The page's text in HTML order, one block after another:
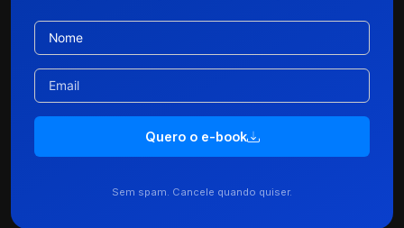
Quero o e-book
Sem spam. Cancele quando quiser.